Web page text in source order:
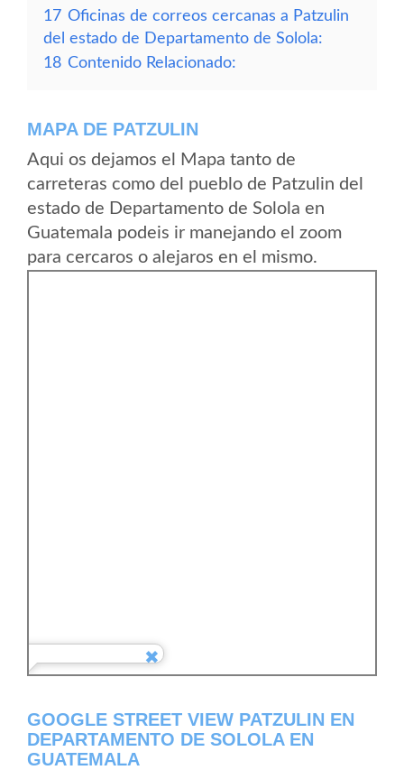
17 Oficinas de correos cercanas a Patzulin
del estado de Departamento de Solola:
18 Contenido Relacionado:
MAPA DE PATZULIN
Aqui os dejamos el Mapa tanto de
carreteras como del pueblo de Patzulin del
estado de Departamento de Solola en
Guatemala podeis ir manejando el zoom
para cercaros o alejaros en el mismo.
GOOGLE STREET VIEW PATZULIN EN
DEPARTAMENTO DE SOLOLA EN
GUATEMALA